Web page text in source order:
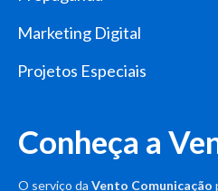
Marketing Digital
Projetos Especiais
Conheça a
O serviço da Vento Comunicação